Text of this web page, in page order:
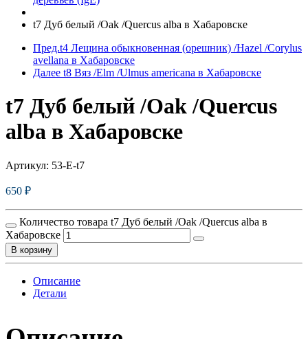
t7 Дуб белый /Oak /Quercus alba в Хабаровске
Пред.t4 Лещина обыкновенная (орешник) /Hazel /Corylus
avellana в Хабаровске
Далее t8 Вяз /Elm /Ulmus americana в Хабаровске
t7 Дуб белый /Oak /Quercus
alba в Хабаровске
Артикул: 53-E-t7
650 ₽
Количество товара t7 Дуб белый /Oak /Quercus alba в
Хабаровске
В корзину
Описание
Детали